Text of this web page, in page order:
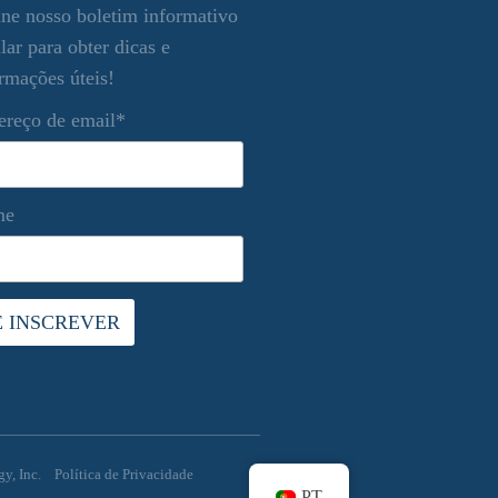
nosso boletim informativo
para obter dicas e
úteis!
de email*
Inc. Política de Privacidade